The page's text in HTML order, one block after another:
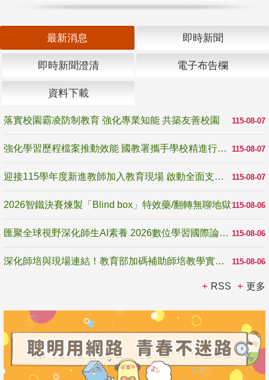
最新消息 即時新聞
即時新聞澄清 電子布告欄
資料下載
115-08-07
落實校園霸凌防制教育 強化專業知能 共築友善校園
115-08-07
強化學習歷程檔案推動效能 國教署攜手學校精進行政與教學支持
115-08-07
迎接115學年度新進教師加入教育現場 啟動全面支持陪伴
115-08-06
2026智鐵決賽煉製「Blind box」特效藥/翻轉無聊地獄
115-08-06
匯聚全球視野深化師生AI素養 2026數位學習國際論壇高雄登場
115-08-06
深化師培與現場連結！教育部加碼補助師培教學實踐研究 10月師培國際研討會交流教學實踐經驗
RSS 更多